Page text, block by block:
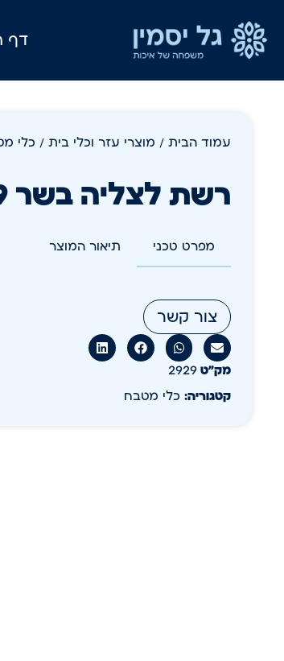
דף
עמוד הבית / מוצרי עזר וכלי בית / כלי
רשת לצליה בשר 29*39 ידית עץ
מפרט טכני תיאור המוצר
צור קשר
מק״ט 2929
קטגוריה: כלי מטבח